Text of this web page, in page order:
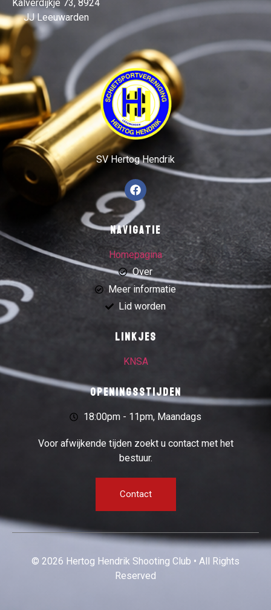
Kalverdijkje 73, 8924
JJ Leeuwarden
SV Hertog Hendrik
Navigatie
Homepagina
Over
Meer informatie
Lid worden
Linkjes
KNSA
Openingsstijden
18:00pm - 11pm, Maandags
Voor afwijkende tijden zoekt u contact met het
bestuur.
Contact
© 2026 Hertog Hendrik Shooting Club • All Rights
Reserved